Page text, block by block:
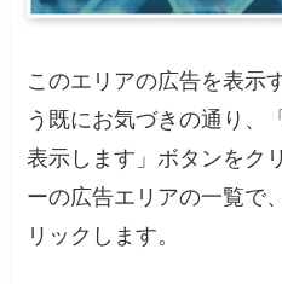
このエリアの広告を表示
う既にお気づきの通り、
表示します」ボタンをク
ーの広告エリアの一覧で
リックします。